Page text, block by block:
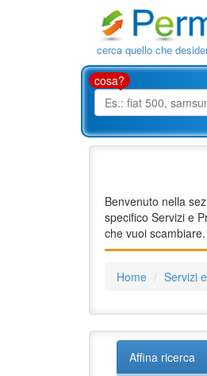
cerca quello che
cosa?
Benvenuto nella
specifico Servizi e
che vuoi
Home Servizi
Affina ricerca